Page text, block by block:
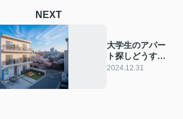
NEXT
大学生のアパー
ト探しどうす
る！ 効果的な探
2024.12.31